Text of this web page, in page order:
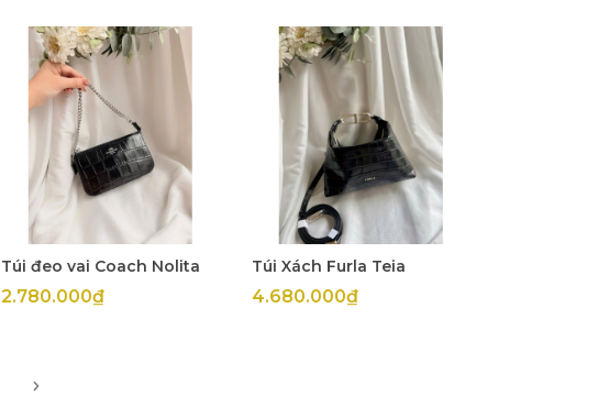
Túi đeo vai Coach Nolita
2.780.000₫
Túi Xách Furla Teia
4.680.000₫